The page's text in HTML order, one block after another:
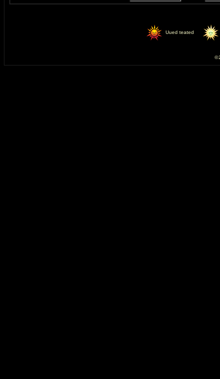
Uued teated
©